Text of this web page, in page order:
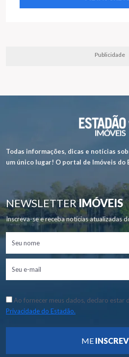
Publicidade
Todas informações, dicas e notícias
um único lugar! O portal de Imóveis do
NEWSLETTERIMÓVEIS
Inscreva-se e receba notícias atualizadas
Ao fornecer meus dados, declaro estar
Privacidade do Estadão.
ME